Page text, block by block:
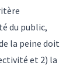
du public,
la peine doit
et 2) la